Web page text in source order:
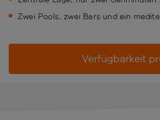
Zwei Pools, zwei Bars und ein
Verfügbarkeit